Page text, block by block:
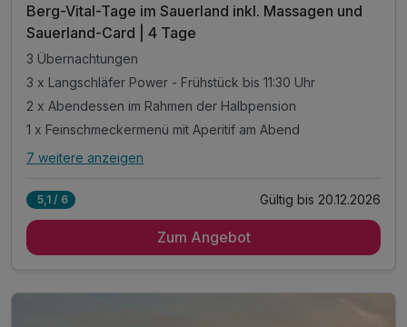
Berg-Vital-Tage im Sauerland inkl. Massagen und
Sauerland-Card | 4 Tage
3 Übernachtungen
3 x Langschläfer Power - Frühstück bis 11:30 Uhr
2 x Abendessen im Rahmen der Halbpension
1 x Feinschmeckermenü mit Aperitif am Abend
Alle Inklusivleistungen
3 x Langschläfer Power - Frühstück bis 11:30 Uhr
7 weitere anzeigen
5,1 / 6 Gültig bis 20.12.2026
Zum Angebot